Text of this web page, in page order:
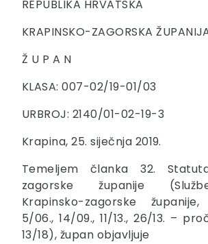
REPUBLIKA HRVATSKA
KRAPINSKO-ZAGORSKA
Ž U P A N
KLASA: 007-02/19-01/03
URBROJ: 2140/01-02-19-3
Krapina, 25. siječnja 2019.
Temeljem članka 32.
zagorske županije
Krapinsko-zagorske
5/06., 14/09., 11/13., 26/13. –
13/18), župan objavljuje